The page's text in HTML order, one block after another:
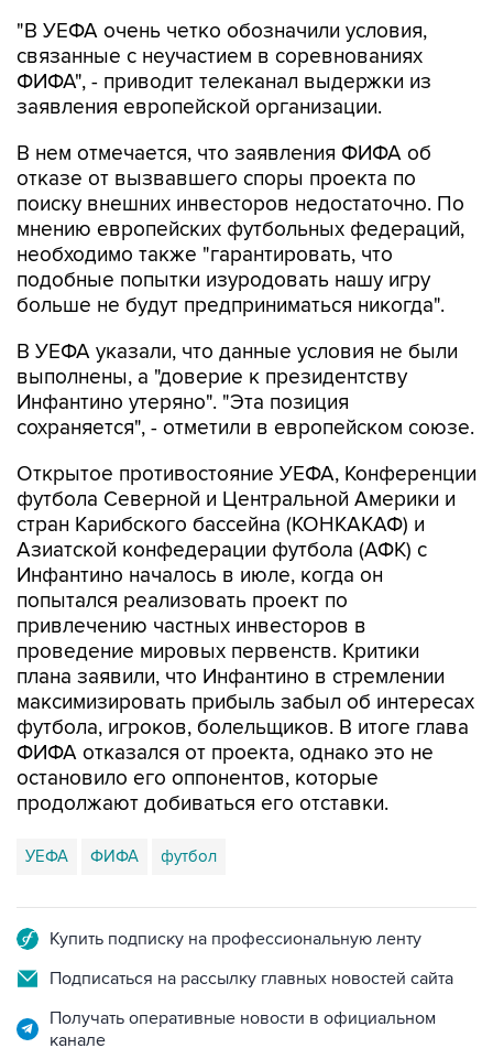
"В УЕФА очень четко обозначили условия,
связанные с неучастием в соревнованиях
ФИФА", - приводит телеканал выдержки из
заявления европейской организации.
В нем отмечается, что заявления ФИФА об
отказе от вызвавшего споры проекта по
поиску внешних инвесторов недостаточно. По
мнению европейских футбольных федераций,
необходимо также "гарантировать, что
подобные попытки изуродовать нашу игру
больше не будут предприниматься никогда".
В УЕФА указали, что данные условия не были
выполнены, а "доверие к президентству
Инфантино утеряно". "Эта позиция
сохраняется", - отметили в европейском союзе.
Открытое противостояние УЕФА, Конференции
футбола Северной и Центральной Америки и
стран Карибского бассейна (КОНКАКАФ) и
Азиатской конфедерации футбола (АФК) с
Инфантино началось в июле, когда он
попытался реализовать проект по
привлечению частных инвесторов в
проведение мировых первенств. Критики
плана заявили, что Инфантино в стремлении
максимизировать прибыль забыл об интересах
футбола, игроков, болельщиков. В итоге глава
ФИФА отказался от проекта, однако это не
остановило его оппонентов, которые
продолжают добиваться его отставки.
УЕФА ФИФА футбол
Купить подписку на профессиональную ленту
Подписаться на рассылку главных новостей сайта
Получать оперативные новости в официальном
канале